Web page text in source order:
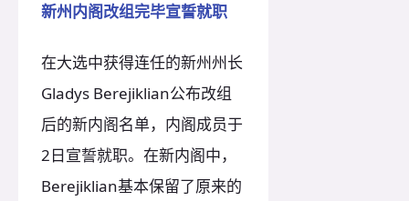
新州内阁改组完毕宣誓就职
在大选中获得连任的新州州长
Gladys Berejiklian公布改组
后的新内阁名单，内阁成员于
2日宣誓就职。在新内阁中，
Berejiklian基本保留了原来的